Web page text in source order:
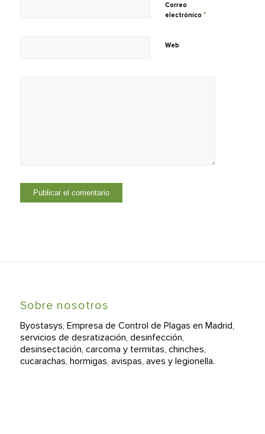
Correo
electrónico *
Web
Sobre nosotros
Byostasys, Empresa de Control de Plagas en Madrid,
servicios de desratización, desinfección,
desinsectación, carcoma y termitas, chinches,
cucarachas, hormigas, avispas, aves y legionella.